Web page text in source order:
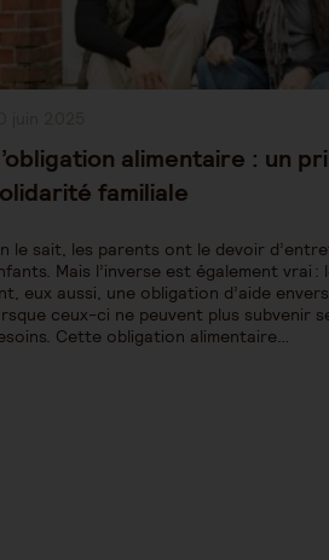
alimentaire : un
familiale
le sait, les parents ont le devoir
Mais l’inverse est également vrai :
eux aussi, une obligation d’aide
ceux-ci ne peuvent plus subvenir
Cette obligation alimentaire…